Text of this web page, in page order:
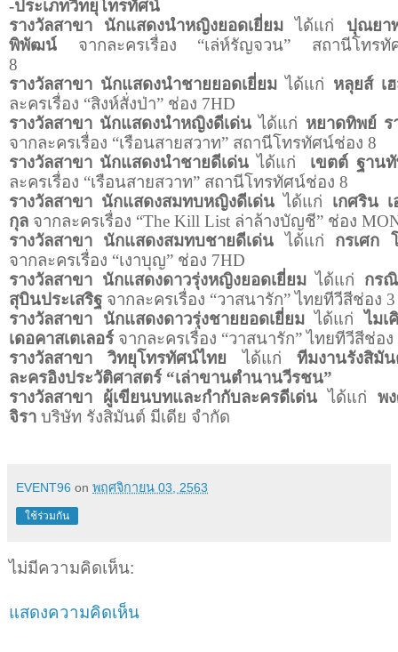
-ประเภทวิทยุโทรทัศน์
รางวัลสาขา นักแสดงนำหญิงยอดเยี่ยมได้แก่ ปุณยา
พิพัฒน์ จากละครเรื่อง “เล่ห์รัญจวน” สถานีโทรทั
8
รางวัลสาขา นักแสดงนำชายยอดเยี่ยมได้แก่ หลุยส์ เ
ละครเรื่อง “สิงห์สั่งป่า” ช่อง 7HD
รางวัลสาขา นักแสดงนำหญิงดีเด่นได้แก่ หยาดทิพย์ ร
จากละครเรื่อง “เรือนสายสวาท” สถานีโทรทัศน์ช่อง 8
รางวัลสาขา นักแสดงนำชายดีเด่นได้แก่
เขตต์ ฐาน
ละครเรื่อง “เรือนสายสวาท” สถานีโทรทัศน์ช่อง 8
รางวัลสาขา นักแสดงสมทบหญิงดีเด่น ได้แก่ เกศริน
กุล จากละครเรื่อง “The Kill List ล่าล้างบัญชี” ช่อง
รางวัลสาขา นักแสดงสมทบชายดีเด่น ได้แก่ กรเศก
จากละครเรื่อง “เงาบุญ” ช่อง 7HD
รางวัลสาขา นักแสดงดาวรุ่งหญิงยอดเยี่ยมได้แก่ กร
สุบินประเสริฐ จากละครเรื่อง “วาสนารัก” ไทยทีวีสีช่อง 3
รางวัลสาขา นักแสดงดาวรุ่งชายยอดเยี่ยมได้แก่ไม
เดอคาสเตเลอร์จากละครเรื่อง “วาสนารัก” ไทยทีวีสีช่อง
รางวัลสาขา วิทยุโทรทัศน์ไทยได้แก่ ทีมงานรังสิมัน
ละครอิงประวัติศาสตร์ “เล่าขานตำนานวีรชน”
รางวัลสาขา ผู้เขียนบทและกำกับละครดีเด่นได้แก่ พ
จิรา บริษัท รังสิมันต์ มีเดีย จำกัด
EVENT96 on พฤศจิกายน 03, 2563
ใช้ร่วมกัน
ไม่มีความคิดเห็น:
แสดงความคิดเห็น